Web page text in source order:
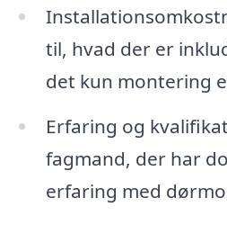
til, hvad der er
det kun montering
Erfaring og
fagmand, der har
erfaring med